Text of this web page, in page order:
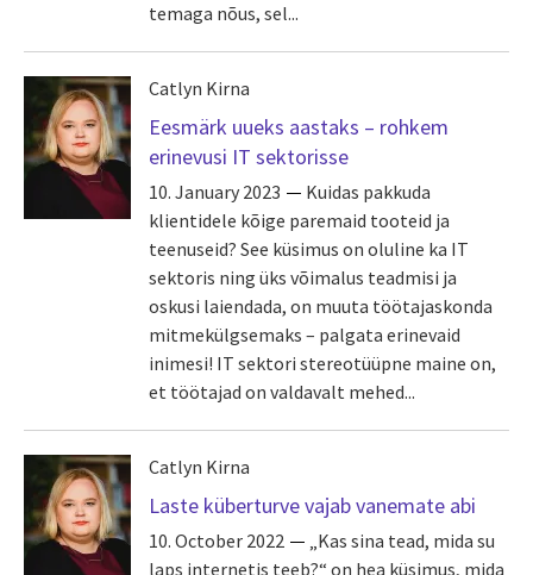
temaga nõus, sel...
Catlyn Kirna
Eesmärk uueks aastaks – rohkem
erinevusi IT sektorisse
10. January 2023
Kuidas pakkuda
klientidele kõige paremaid tooteid ja
teenuseid? See küsimus on oluline ka IT
sektoris ning üks võimalus teadmisi ja
oskusi laiendada, on muuta töötajaskonda
mitmekülgsemaks – palgata erinevaid
inimesi! IT sektori stereotüüpne maine on,
et töötajad on valdavalt mehed...
Catlyn Kirna
Laste küberturve vajab vanemate abi
10. October 2022
„Kas sina tead, mida su
laps internetis teeb?“ on hea küsimus, mida